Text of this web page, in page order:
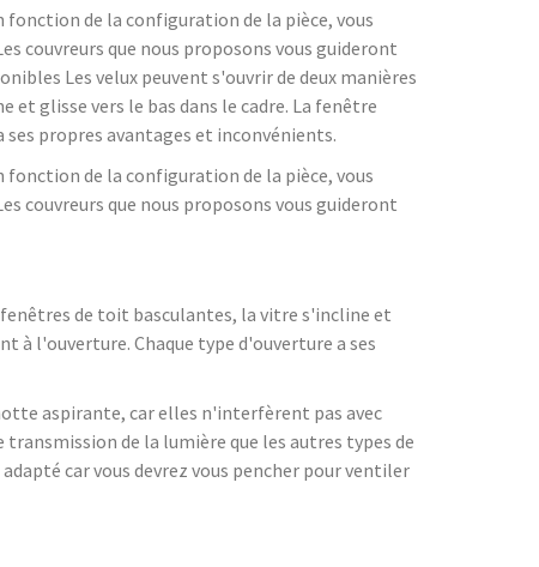
de la configuration de la pièce, vous
couvreurs que nous proposons vous guideront
Les velux peuvent s'ouvrir de deux manières
glisse vers le bas dans le cadre. La fenêtre
propres avantages et inconvénients.
de la configuration de la pièce, vous
couvreurs que nous proposons vous guideront
fenêtres de toit basculantes, la vitre s'incline et
à l'ouverture. Chaque type d'ouverture a ses
aspirante, car elles n'interfèrent pas avec
de la lumière que les autres types de
car vous devrez vous pencher pour ventiler